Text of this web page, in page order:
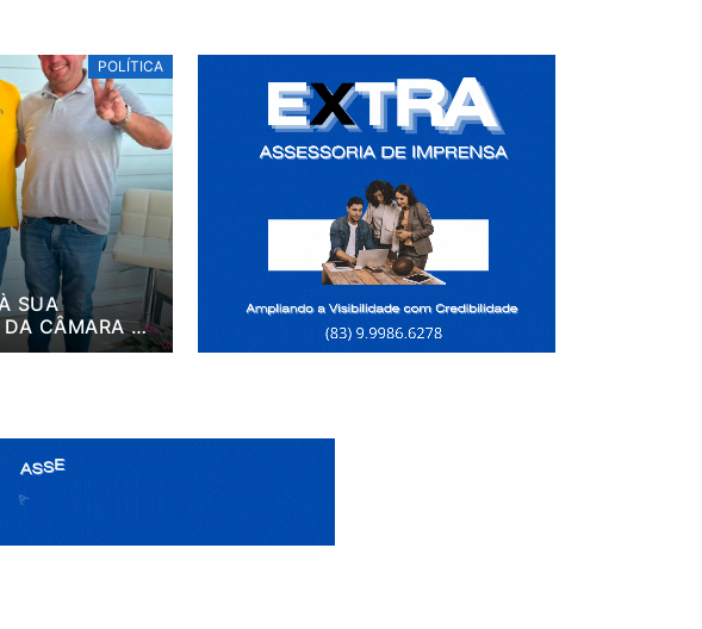
POLÍTICA
SUA
DA CÂMARA E